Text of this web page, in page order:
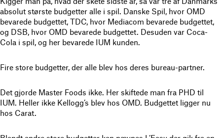
absolut største budgetter alle i spil. Danske Spil, hvor OMD
bevarede budgettet, TDC, hvor Mediacom bevarede budgettet,
og DSB, hvor OMD bevarede budgettet. Desuden var Coca-
Cola i spil, og her bevarede IUM kunden.
Fire store budgetter, der alle blev hos deres bureau-partner.
Det gjorde Master Foods ikke. Her skiftede man fra PHD til
IUM. Heller ikke Kellogg’s blev hos OMD. Budgettet ligger nu
hos Carat.